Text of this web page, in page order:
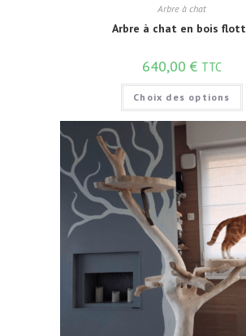
Arbre à chat
Arbre à chat en bois
640,00 € TTC
Choix des options